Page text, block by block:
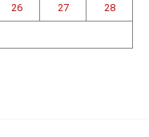
26 27 28